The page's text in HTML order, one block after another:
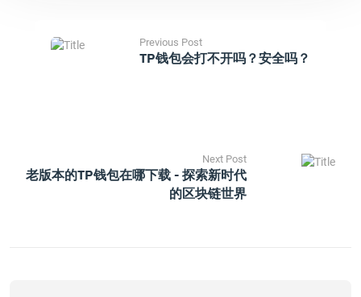
Previous Post
TP钱包会打不开吗？安全吗？
Next Post
老版本的TP钱包在哪下载 - 探索新时代
的区块链世界